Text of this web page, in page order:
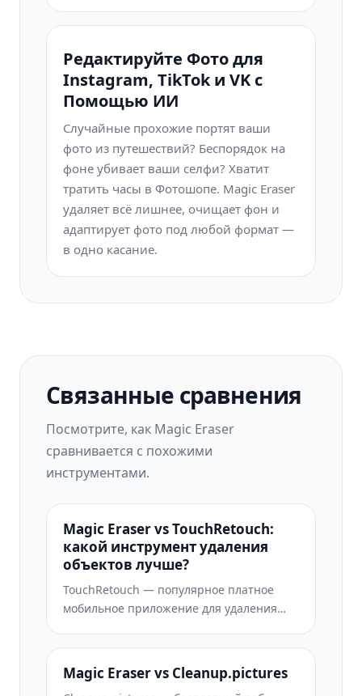
Редактируйте Фото для
Instagram, TikTok и VK с
Помощью ИИ
Случайные прохожие портят ваши
фото из путешествий? Беспорядок на
фоне убивает ваши селфи? Хватит
тратить часы в Фотошопе. Magic Eraser
удаляет всё лишнее, очищает фон и
адаптирует фото под любой формат —
в одно касание.
Связанные сравнения
Посмотрите, как Magic Eraser
сравнивается с похожими
инструментами.
Magic Eraser vs TouchRetouch:
какой инструмент удаления
объектов лучше?
TouchRetouch — популярное платное
мобильное приложение для удаления
предлагает бесплатное AI-
редактирование на любом устройстве
без установки. Сравните функции, цены
Magic Eraser vs Cleanup.pictures